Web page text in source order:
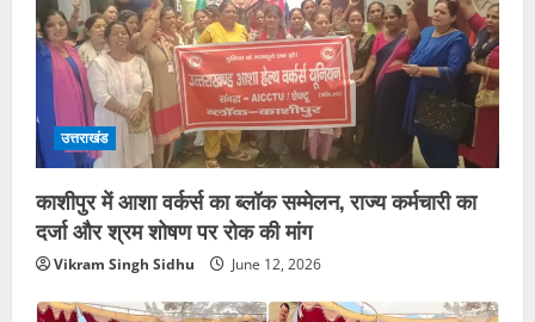
उत्तराखंड
काशीपुर में आशा वर्कर्स का ब्लॉक सम्मेलन, राज्य कर्मचारी का
दर्जा और श्रम शोषण पर रोक की मांग
Vikram Singh Sidhu June 12, 2026